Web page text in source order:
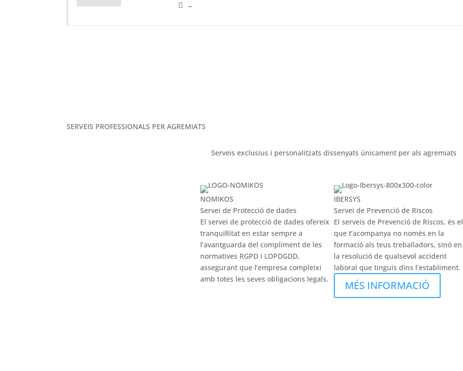
–
SERVEIS PROFESSIONALS PER AGREMIATS
Serveis exclusius i personalitzats dissenyats únicament per als agremiats
NOMIKOS
Servei de Protecció de dades
El servei de protecció de dades ofereix
tranquil·litat en estar sempre a
l’avantguarda del compliment de les
normatives RGPD i LOPDGDD,
assegurant que l’empresa compleixi
amb totes les seves obligacions legals.
IBERSYS
Servei de Prevenció de Riscos
El serveis de Prevenció de Riscos, és el
que t’acompanya no només en la
formació als teus treballadors, sinó en
la resolució de qualsevol accident
laboral que tinguis dins l’establiment.
MÉS INFORMACIÓ